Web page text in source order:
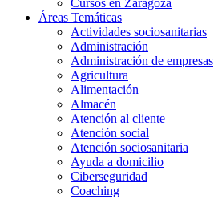
Cursos en Zaragoza
Áreas Temáticas
Actividades sociosanitarias
Administración
Administración de empresas
Agricultura
Alimentación
Almacén
Atención al cliente
Atención social
Atención sociosanitaria
Ayuda a domicilio
Ciberseguridad
Coaching